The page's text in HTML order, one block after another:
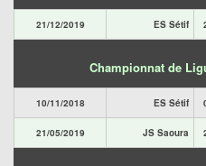
21/12/2019 ES Sétif
Championnat de
10/11/2018 ES Sétif
21/05/2019 JS Saoura